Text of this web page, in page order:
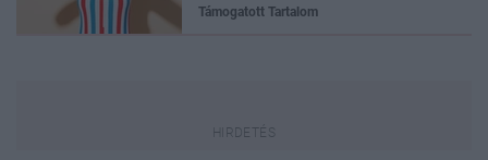
Támogatott Tartalom